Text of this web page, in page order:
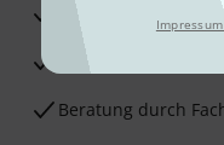
Impressum
30 Tage Money-
Beratung durch